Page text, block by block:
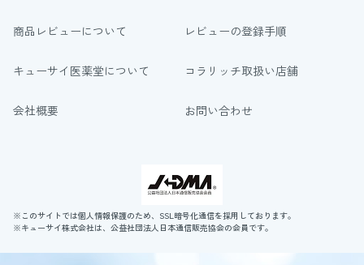
商品レビューについて レビューの登録手順
キューサイ医薬堂について コラリッチ取扱い店舗
会社概要 お問い合わせ
※このサイトでは個人情報保護のため、SSL暗号化通信を採用しております。
※キューサイ株式会社は、公益社団法人日本通信販売協会の会員です。